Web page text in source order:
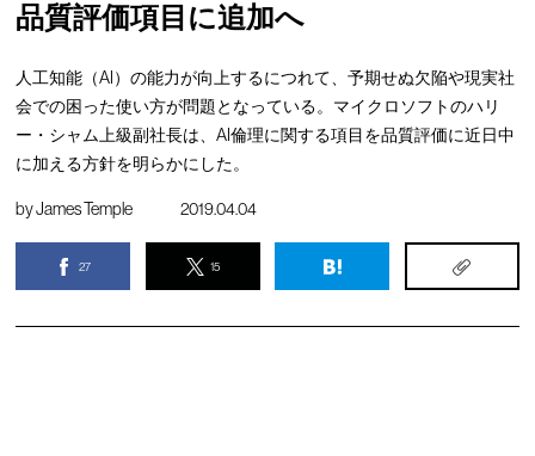
品質評価項目に追加へ
人工知能（AI）の能力が向上するにつれて、予期せぬ欠陥や現実社
会での困った使い方が問題となっている。マイクロソフトのハリ
ー・シャム上級副社長は、AI倫理に関する項目を品質評価に近日中
に加える方針を明らかにした。
byJames Temple 2019.04.04
27 15